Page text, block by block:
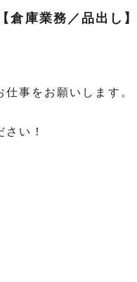
倉庫業務／品出し】
事をお願いします。
い！